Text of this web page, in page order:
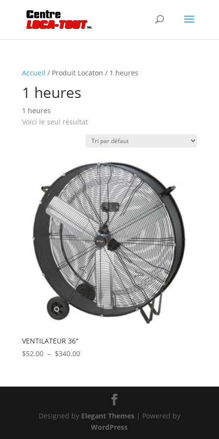
Accueil / Produit Locaton / 1 heures
1 heures
1 heures
Voici le seul résultat
VENTILATEUR 36″
$52.00 – $340.00Plage
$52.00
Designed by Elegant Themes| Powered by
WordPress